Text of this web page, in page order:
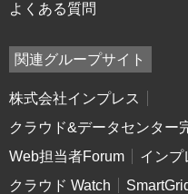
よくある質問
関連グループサイト
株式会社インプレス
クラウド&データセンター
Web担当者Forum
インプ
クラウド Watch